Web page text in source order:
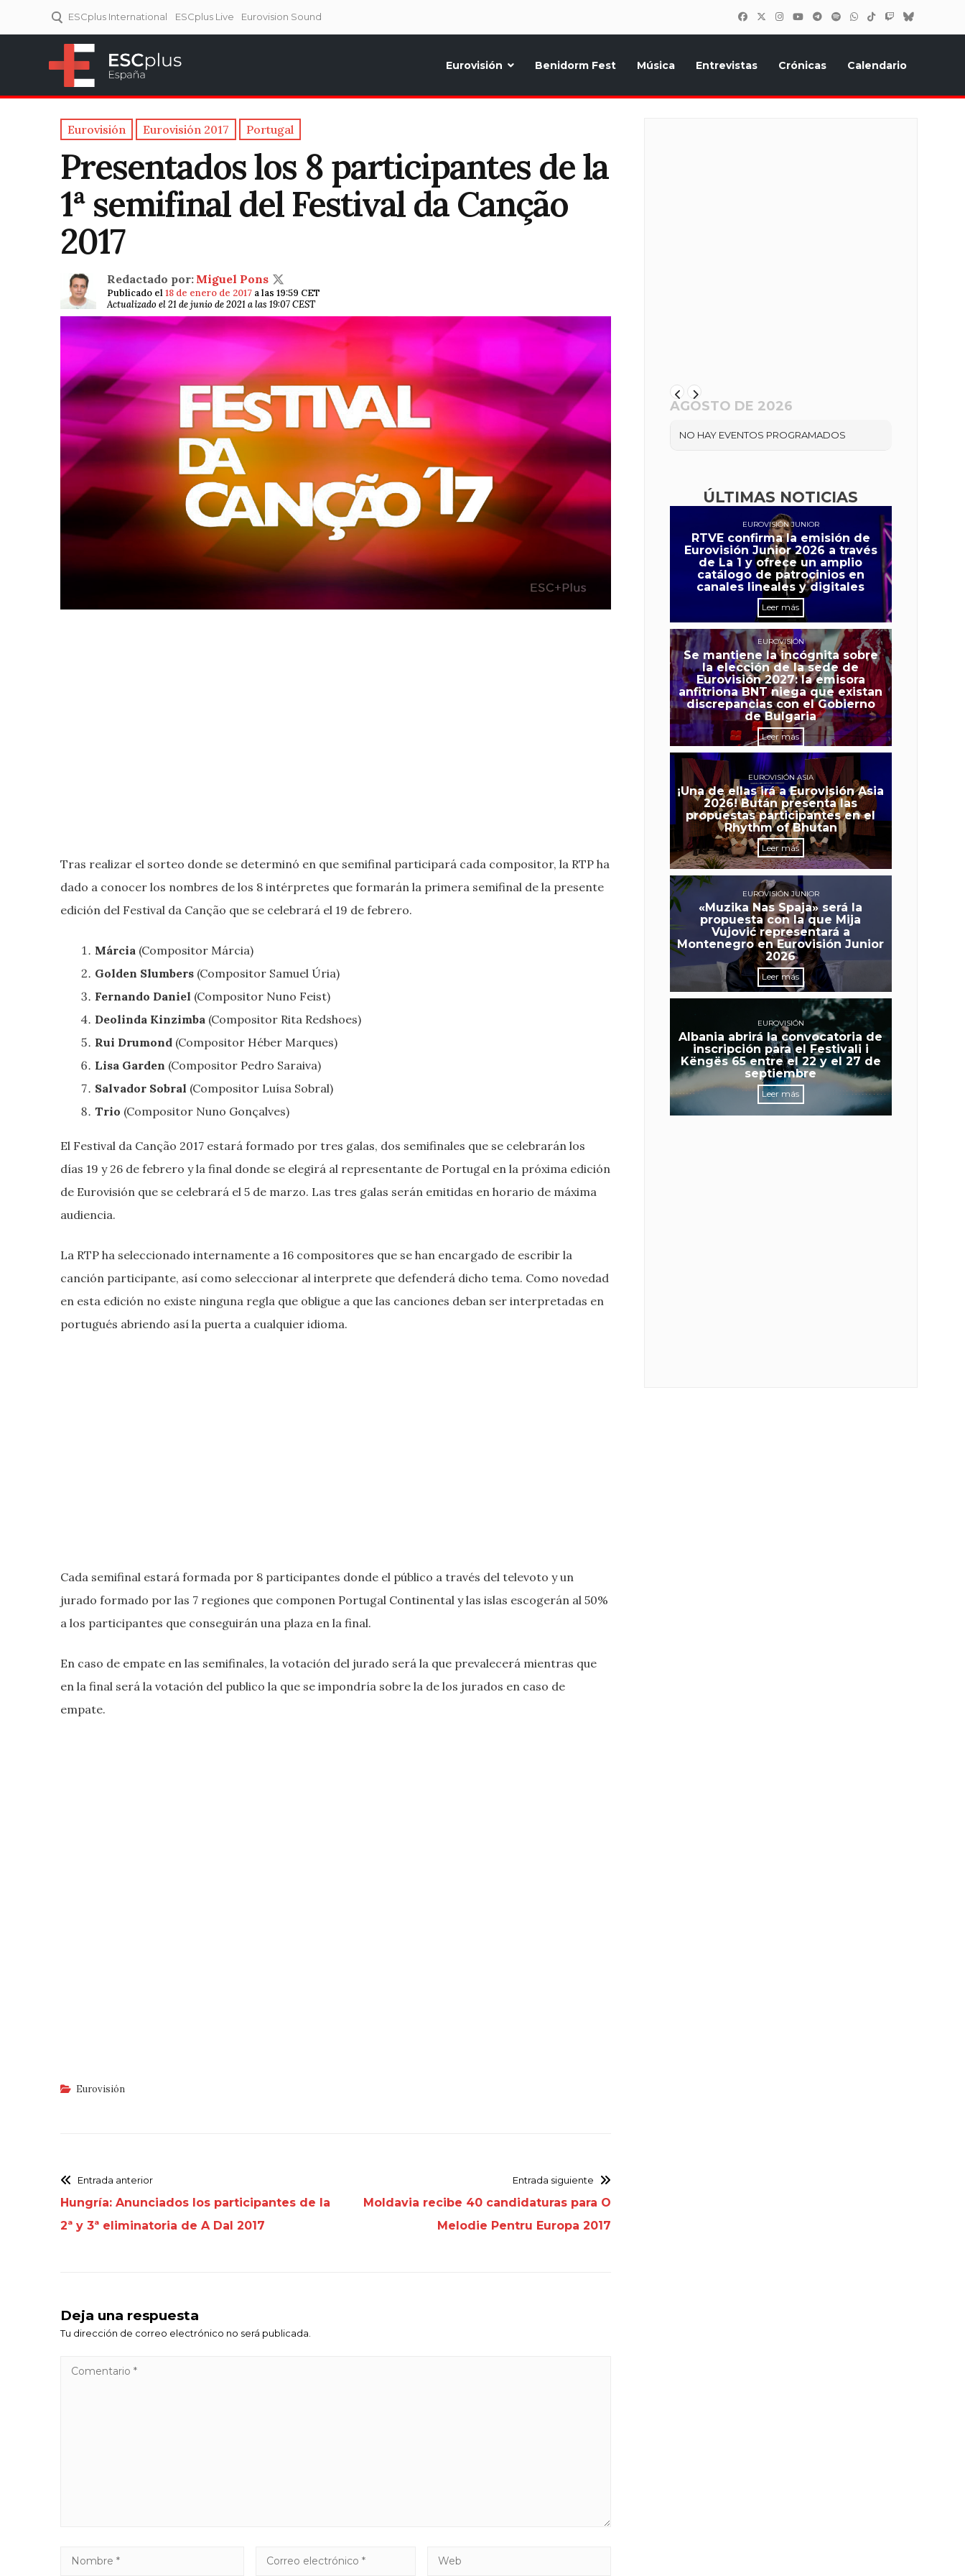
ESCplus International ESCplus Live Eurovision Sound
Eurovisión Benidorm Fest Música Entrevistas Crónicas Calendario
Eurovisión Eurovisión 2017 Portugal
Presentados los 8 participantes de la
1ª semifinal del Festival da Canção
2017
Redactado por: Miguel Pons
Publicado el18 de enero de 2017 a las 19:59 CET
Actualizado el 21 de junio de 2021 a las 19:07 CEST
Tras realizar el sorteo donde se determinó en que semifinal participará cada compositor, la RTP ha
dado a conocer los nombres de los 8 intérpretes que formarán la primera semifinal de la presente
edición del Festival da Canção que se celebrará el 19 de febrero.
Márcia (Compositor Márcia)
Golden Slumbers (Compositor Samuel Úria)
Fernando Daniel (Compositor Nuno Feist)
Deolinda Kinzimba (Compositor Rita Redshoes)
Rui Drumond (Compositor Héber Marques)
Lisa Garden (Compositor Pedro Saraiva)
Salvador Sobral (Compositor Luísa Sobral)
Trio (Compositor Nuno Gonçalves)
El Festival da Canção 2017 estará formado por tres galas, dos semifinales que se celebrarán los
días 19 y 26 de febrero y la final donde se elegirá al representante de Portugal en la próxima edición
de Eurovisión que se celebrará el 5 de marzo. Las tres galas serán emitidas en horario de máxima
audiencia.
La RTP ha seleccionado internamente a 16 compositores que se han encargado de escribir la
canción participante, así como seleccionar al interprete que defenderá dicho tema. Como novedad
en esta edición no existe ninguna regla que obligue a que las canciones deban ser interpretadas en
portugués abriendo así la puerta a cualquier idioma.
Cada semifinal estará formada por 8 participantes donde el público a través del televoto y un
jurado formado por las 7 regiones que componen Portugal Continental y las islas escogerán al 50%
a los participantes que conseguirán una plaza en la final.
En caso de empate en las semifinales, la votación del jurado será la que prevalecerá mientras que
en la final será la votación del publico la que se impondría sobre la de los jurados en caso de
empate.
Eurovisión
Entrada anterior
Hungría: Anunciados los participantes de la
2ª y 3ª eliminatoria de A Dal 2017
Entrada siguiente
Moldavia recibe 40 candidaturas para O
Melodie Pentru Europa 2017
Deja una respuesta
Tu dirección de correo electrónico no será publicada.
AGOSTO DE 2026
NO HAY EVENTOS PROGRAMADOS
ÚLTIMAS NOTICIAS
EUROVISIÓN JUNIOR
RTVE confirma la emisión de
Eurovisión Junior 2026 a través
de La 1 y ofrece un amplio
catálogo de patrocinios en
canales lineales y digitales
Leer más
EUROVISIÓN
Se mantiene la incógnita sobre
la elección de la sede de
Eurovisión 2027: la emisora
anfitriona BNT niega que existan
discrepancias con el Gobierno
de Bulgaria
Leer más
EUROVISIÓN ASIA
¡Una de ellas irá a Eurovisión Asia
2026! Bután presenta las
propuestas participantes en el
Rhythm of Bhutan
Leer más
EUROVISIÓN JUNIOR
«Muzika Nas Spaja» será la
propuesta con la que Mija
Vujović representará a
Montenegro en Eurovisión Junior
2026
Leer más
EUROVISIÓN
Albania abrirá la convocatoria de
inscripción para el Festivali i
Këngës 65 entre el 22 y el 27 de
septiembre
Leer más